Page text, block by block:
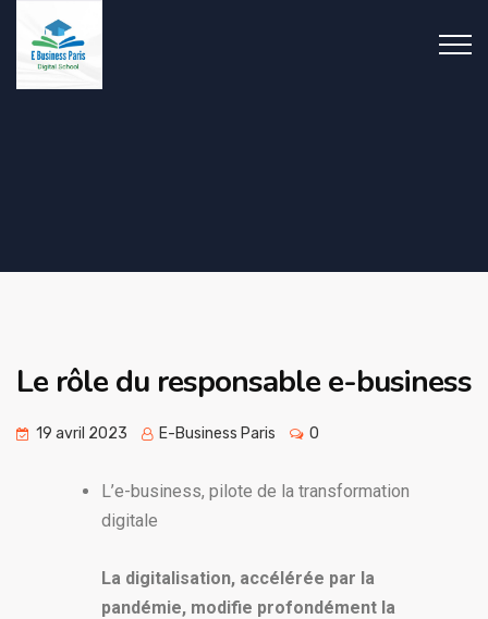
Le rôle du responsable e-business
19 avril 2023 E-Business Paris 0
L’e-business, pilote de la transformation
digitale
La digitalisation, accélérée par la
pandémie, modifie profondément la